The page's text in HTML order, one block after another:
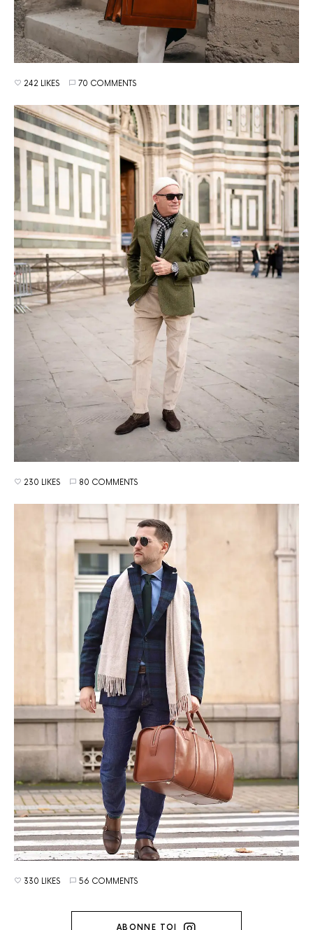
242 LIKES 70 COMMENTS
230 LIKES 80 COMMENTS
330 LIKES 56 COMMENTS
ABONNE TOI